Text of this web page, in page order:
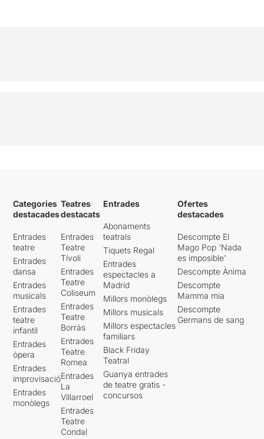
Categories
destacades
Entrades
teatre
Entrades
dansa
Entrades
musicals
Entrades
teatre
infantil
Entrades
òpera
Entrades
improvisació
Entrades
monòlegs
Teatres
destacats
Entrades
Teatre
Tívoli
Entrades
Teatre
Coliseum
Entrades
Teatre
Borràs
Entrades
Teatre
Romea
Entrades
La
Villarroel
Entrades
Teatre
Condal
Entrades
Abonaments
teatrals
Tiquets Regal
Entrades
espectacles a
Madrid
Millors monòlegs
Millors musicals
Millors espectacles
familiars
Black Friday
Teatral
Guanya entrades
de teatre gratis -
concursos
Ofertes
destacades
Descompte El
Mago Pop 'Nada
es imposible'
Descompte Ànima
Descompte
Mamma mia
Descompte
Germans de sang